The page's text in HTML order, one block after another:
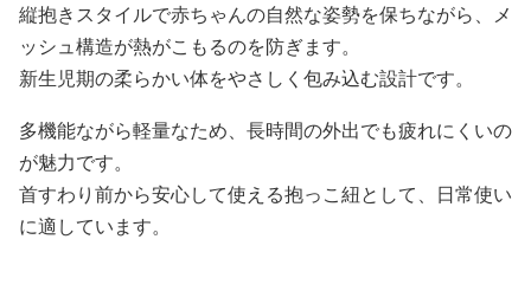
縦抱きスタイルで赤ちゃんの自然な姿勢を保ちながら、メ
ッシュ構造が熱がこもるのを防ぎます。
新生児期の柔らかい体をやさしく包み込む設計です。
多機能ながら軽量なため、長時間の外出でも疲れにくいの
が魅力です。
首すわり前から安心して使える抱っこ紐として、日常使い
に適しています。